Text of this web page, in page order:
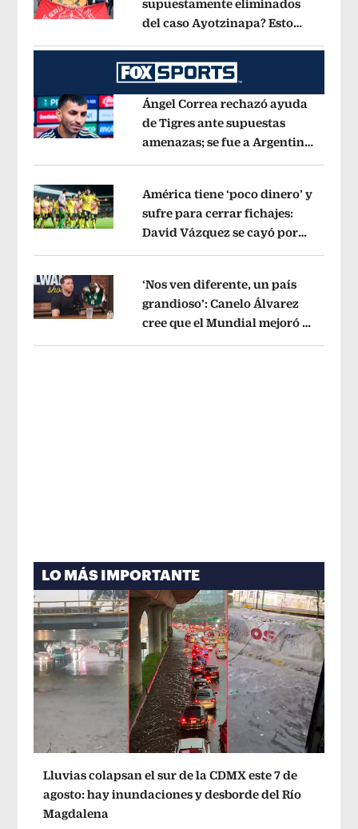
Opens in new window
supuestamente eliminados
del caso Ayotzinapa? Esto
Opens in new window
Ángel Correa rechazó ayuda
de Tigres ante supuestas
amenazas; se fue a Argentina
Opens in new window
América tiene ‘poco dinero’ y
sufre para cerrar fichajes:
David Vázquez se cayó por
Opens in new window
‘Nos ven diferente, un país
grandioso’: Canelo Álvarez
cree que el Mundial mejoró la
LO MÁS IMPORTANTE
Lluvias colapsan el sur de la CDMX este 7 de
agosto: hay inundaciones y desborde del Río
Magdalena